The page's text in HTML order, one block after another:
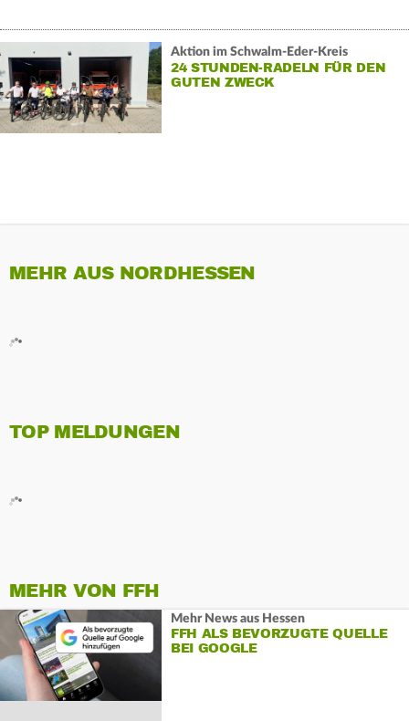
Aktion im Schwalm-Eder-Kreis
24 STUNDEN-RADELN FÜR DEN
GUTEN ZWECK
MEHR AUS NORDHESSEN
TOP MELDUNGEN
MEHR VON FFH
Mehr News aus Hessen
FFH ALS BEVORZUGTE QUELLE
BEI GOOGLE